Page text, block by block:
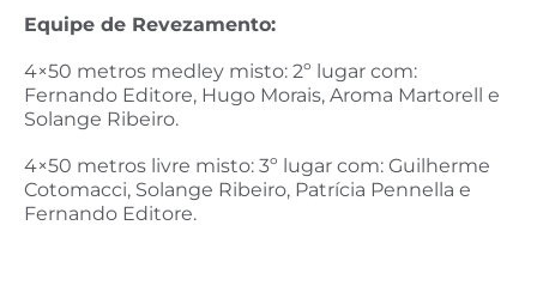
Equipe de Revezamento:
4×50 metros medley misto: 2º lugar com:
Fernando Editore, Hugo Morais, Aroma Martorell e
Solange Ribeiro.
4×50 metros livre misto: 3º lugar com: Guilherme
Cotomacci, Solange Ribeiro, Patrícia Pennella e
Fernando Editore.